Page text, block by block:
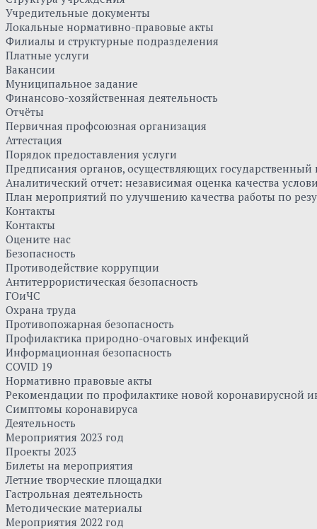
Учредительные документы
Локальные нормативно-правовые акты
Филиалы и структурные подразделения
Платные услуги
Вакансии
Муниципальное задание
Финансово-хозяйственная деятельность
Отчёты
Первичная профсоюзная организация
Аттестация
Порядок предоставления услуги
Предписания органов, осуществляющих
Аналитический отчет: независимая оценка качества
План мероприятий по улучшению качества работы по
Контакты
Контакты
Оцените нас
Безопасность
Противодействие коррупции
Антитеррористическая безопасность
ГОиЧС
Охрана труда
Противопожарная безопасность
Профилактика природно-очаговых инфекций
Информационная безопасность
COVID 19
Нормативно правовые акты
Рекомендации по профилактике новой коронавирусной
Симптомы коронавируса
Деятельность
Мероприятия 2023 год
Проекты 2023
Билеты на мероприятия
Летние творческие площадки
Гастрольная деятельность
Методические материалы
Мероприятия 2022 год